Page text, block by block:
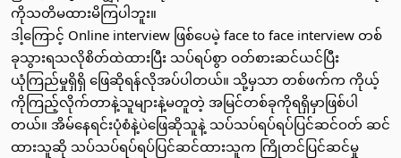
ကိုသတိမထားမိကြပါဘူး။
ဒါ့ကြောင့် Online interview ဖြစ်​ပေမဲ့ face to face interview တစ်
ခုသွားရသလိုစိတ်ထဲထားပြီး သပ်ရပ်စွာ ဝတ်စားဆင်ယင်ပြီး
ယုံကြည်မှုရှိရှိ ​ဖြေဆိုရန်လိုအပ်ပါတယ်။ သို့မှသာ တစ်ဖက်က ကိုယ့်
ကိုကြည့်လိုက်တာနဲ့သူများနဲ့မတူတဲ့ အမြင်တစ်ခုကိုရရှိမှာဖြစ်ပါ
တယ်။ အိမ်​နေရင်းပုံစံနဲ့ပဲ​ဖြေဆိုသူနဲ့ သပ်သပ်ရပ်ရပ်ပြင်ဆင်ဝတ် ဆင်
ထားသူဆို သပ်သပ်ရပ်ရပ်ပြင်ဆင်ထားသူက ကြိုတင်ပြင်ဆင်မှု